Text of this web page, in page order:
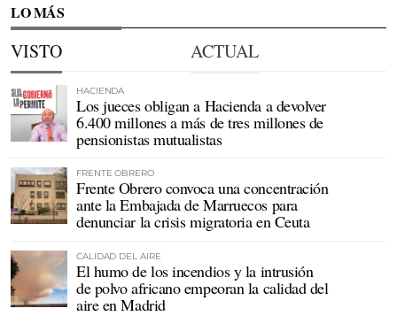
LO MÁS
VISTO ACTUAL
HACIENDA
Los jueces obligan a Hacienda a devolver
6.400 millones a más de tres millones de
pensionistas mutualistas
FRENTE OBRERO
Frente Obrero convoca una concentración
ante la Embajada de Marruecos para
denunciar la crisis migratoria en Ceuta
CALIDAD DEL AIRE
El humo de los incendios y la intrusión
de polvo africano empeoran la calidad del
aire en Madrid